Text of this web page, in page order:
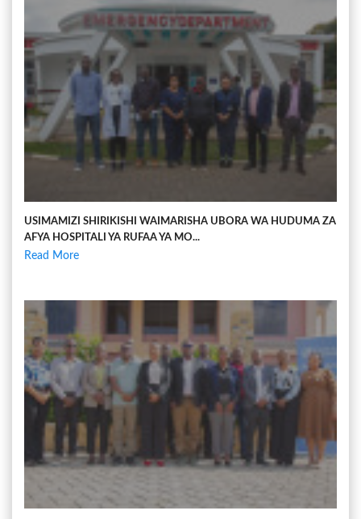
USIMAMIZI SHIRIKISHI WAIMARISHA UBORA WA HUDUMA ZA
AFYA HOSPITALI YA RUFAA YA MO...
Read More